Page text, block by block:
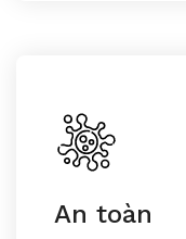
An toàn